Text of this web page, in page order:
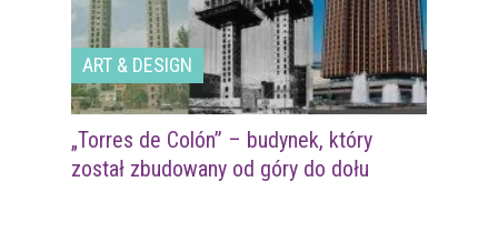
ART & DESIGN
„Torres de Colón” – budynek, który
został zbudowany od góry do dołu